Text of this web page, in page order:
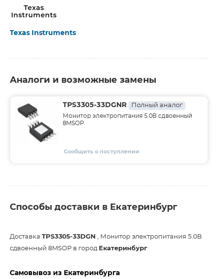
Texas Instruments
Аналоги и возможные замены
TPS3305-33DGNR Полный аналог
Монитор электропитания 5.0В сдвоенный
8MSOP
Сообщить о поступлении
Способы доставки в Екатеринбург
Доставка TPS3305-33DGN , Монитор электропитания 5.0В
сдвоенный 8MSOP в город Екатеринбург
Самовывоз из Екатеринбурга